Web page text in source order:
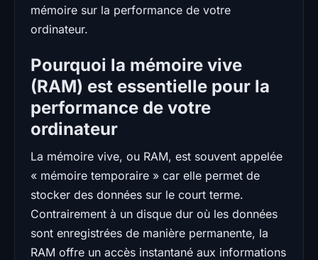
mémoire sur la performance de votre
ordinateur.
Pourquoi la mémoire vive
(RAM) est essentielle pour la
performance de votre
ordinateur
La mémoire vive, ou RAM, est souvent appelée
« mémoire temporaire » car elle permet de
stocker des données sur le court terme.
Contrairement à un disque dur où les données
sont enregistrées de manière permanente, la
RAM offre un accès instantané aux informations